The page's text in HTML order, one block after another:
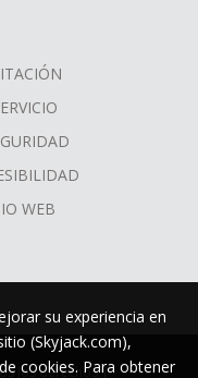
WEB
los derechos |
su experiencia en
(Skyjack.com),
cookies. Para obtener